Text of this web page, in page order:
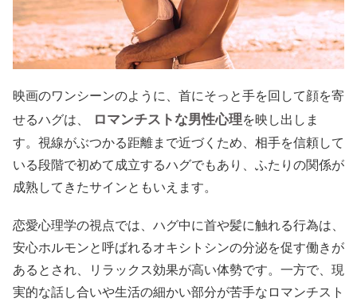
映画のワンシーンのように、首にそっと手を回して顔を寄
せるハグは、
ロマンチストな男性心理を映し出しま
す。視線がぶつかる距離まで近づくため、相手を信頼して
いる段階で初めて成立するハグでもあり、ふたりの関係が
成熟してきたサインともいえます。
恋愛心理学の視点では、ハグ中に首や髪に触れる行為は、
安心ホルモンと呼ばれるオキシトシンの分泌を促す働きが
あるとされ、リラックス効果が高い体勢です。一方で、現
実的な話し合いや生活の細かい部分が苦手なロマンチスト